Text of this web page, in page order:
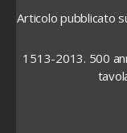
Articolo pubblicato
1513-2013. 500